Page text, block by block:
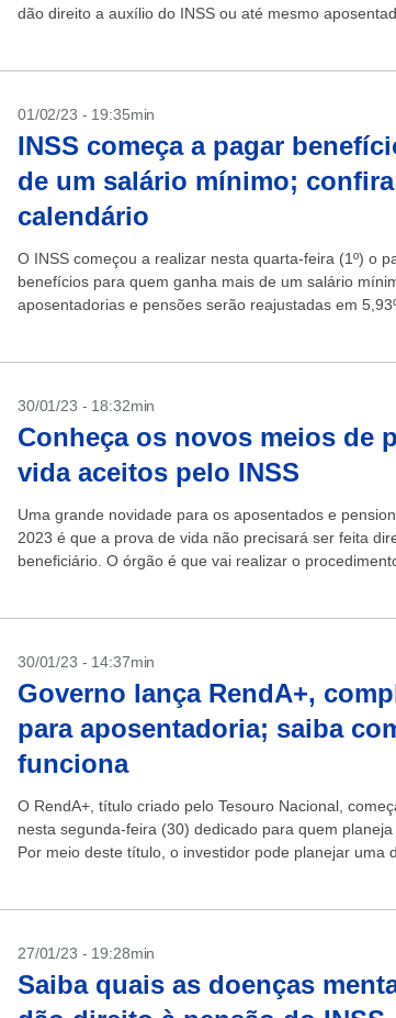
dão direito a auxílio do INSS ou até mesmo
01/02/23 - 19:35min
INSS começa a pagar
de um salário mínimo;
calendário
O INSS começou a realizar nesta quarta-feira (1º) o
benefícios para quem ganha mais de um salário
aposentadorias e pensões serão reajustadas em
30/01/23 - 18:32min
Conheça os novos meios de
vida aceitos pelo INSS
Uma grande novidade para os aposentados e
2023 é que a prova de vida não precisará ser feita
beneficiário. O órgão é que vai realizar o procedimento
30/01/23 - 14:37min
Governo lança RendA+,
para aposentadoria; saiba
funciona
O RendA+, título criado pelo Tesouro Nacional,
nesta segunda-feira (30) dedicado para quem planeja
Por meio deste título, o investidor pode planejar uma
27/01/23 - 19:28min
Saiba quais as doenças